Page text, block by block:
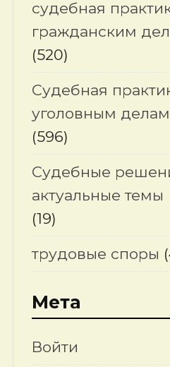
судебная
гражданским
(520)
Судебная
уголовным делам
(596)
Судебные
актуальные темы
(19)
трудовые споры
Мета
Войти